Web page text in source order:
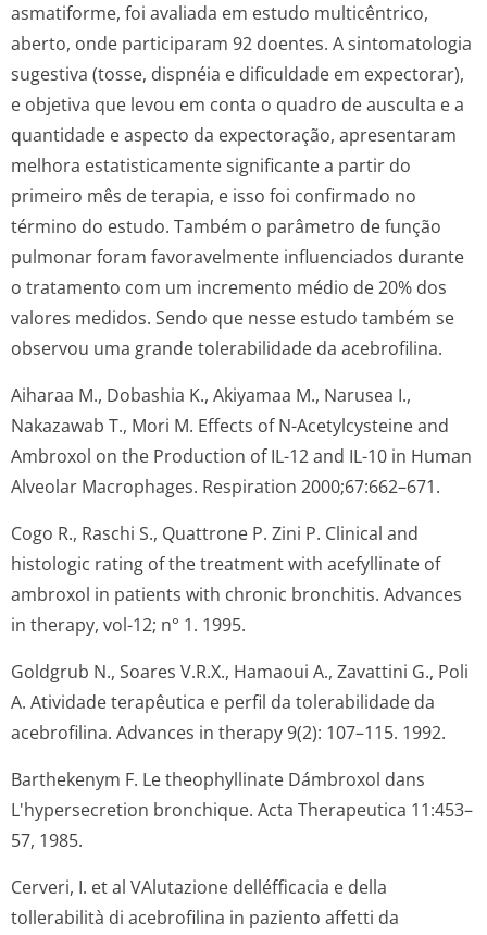
asmatiforme, foi avaliada em estudo multicêntrico,
aberto, onde participaram 92 doentes. A sintomatologia
sugestiva (tosse, dispnéia e dificuldade em expectorar),
e objetiva que levou em conta o quadro de ausculta e a
quantidade e aspecto da expectoração, apresentaram
melhora estatisticamente significante a partir do
primeiro mês de terapia, e isso foi confirmado no
término do estudo. Também o parâmetro de função
pulmonar foram favoravelmente influenciados durante
o tratamento com um incremento médio de 20% dos
valores medidos. Sendo que nesse estudo também se
observou uma grande tolerabilidade da acebrofilina.
Aiharaa M., Dobashia K., Akiyamaa M., Narusea I.,
Nakazawab T., Mori M. Effects of N-Acetylcysteine and
Ambroxol on the Production of IL-12 and IL-10 in Human
Alveolar Macrophages. Respiration 2000;67:662–671.
Cogo R., Raschi S., Quattrone P. Zini P. Clinical and
histologic rating of the treatment with acefyllinate of
ambroxol in patients with chronic bronchitis. Advances
in therapy, vol-12; n° 1. 1995.
Goldgrub N., Soares V.R.X., Hamaoui A., Zavattini G., Poli
A. Atividade terapêutica e perfil da tolerabilidade da
acebrofilina. Advances in therapy 9(2): 107–115. 1992.
Barthekenym F. Le theophyllinate Dámbroxol dans
L'hypersecretion bronchique. Acta Therapeutica 11:453–
57, 1985.
Cerveri, I. et al VAlutazione delléfficacia e della
tollerabilità di acebrofilina in paziento affetti da